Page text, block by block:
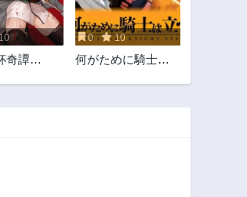
第23話
2年前
第18話
第13話
奇譚
0 10
何がために騎士は